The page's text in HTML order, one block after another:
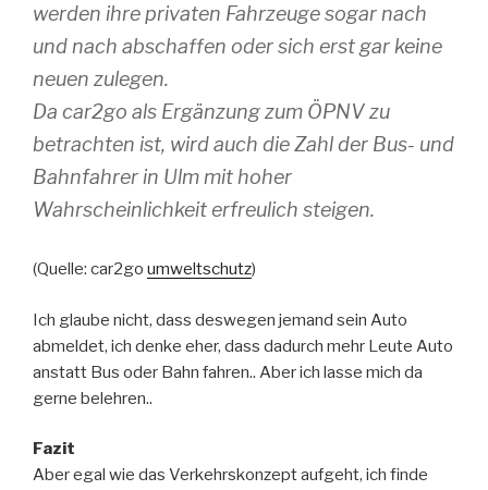
werden ihre privaten Fahrzeuge sogar nach
und nach abschaffen oder sich erst gar keine
neuen zulegen.
Da car2go als Ergänzung zum ÖPNV zu
betrachten ist, wird auch die Zahl der Bus- und
Bahnfahrer in Ulm mit hoher
Wahrscheinlichkeit erfreulich steigen.
(Quelle: car2go umweltschutz)
Ich glaube nicht, dass deswegen jemand sein Auto
abmeldet, ich denke eher, dass dadurch mehr Leute Auto
anstatt Bus oder Bahn fahren.. Aber ich lasse mich da
gerne belehren..
Fazit
Aber egal wie das Verkehrskonzept aufgeht, ich finde